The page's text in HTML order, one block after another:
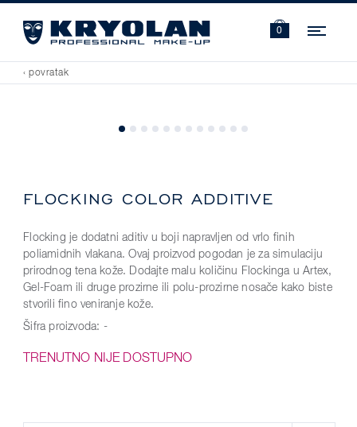
0
‹ povratak
FLOCKING COLOR ADDITIVE
Flocking je dodatni aditiv u boji napravljen od vrlo finih
poliamidnih vlakana. Ovaj proizvod pogodan je za simulaciju
prirodnog tena kože. Dodajte malu količinu Flockinga u Artex,
Gel-Foam ili druge prozirne ili polu-prozirne nosače kako biste
stvorili fino veniranje kože.
Šifra proizvoda: -
TRENUTNO NIJE DOSTUPNO